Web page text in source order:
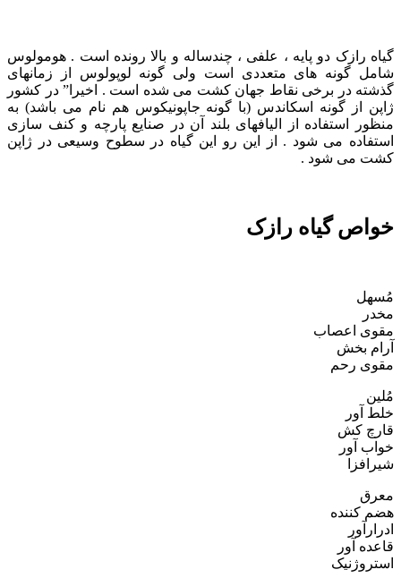
گیاه رازک دو پایه ، علفی ، چندساله و بالا رونده است . هومولوس
شامل گونه های متعددی است ولی گونه لوپولوس از زمانهای
گذشته در برخی نقاط جهان کشت می شده است . اخیرا” در کشور
ژاپن از گونه اسکاندس (با گونه جاپونیکوس هم نام می باشد) به
منظور استفاده از الیافهای بلند آن در صنایع پارچه و کنف سازی
استفاده می شود . از این رو این گیاه در سطوح وسیعی در ژاپن
کشت می شود .
خواص گیاه رازک
مُسهل
مخدر
مقوی اعصاب
آرام بخش
مقوی رحم
مُلین
خلط آور
قارچ کش
خواب آور
شیرافزا
معرق
هضم کننده
ادرارآور
قاعده آور
استروژنیک